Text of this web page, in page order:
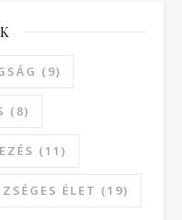
(9)
(8)
(11)
ÉLET (19)